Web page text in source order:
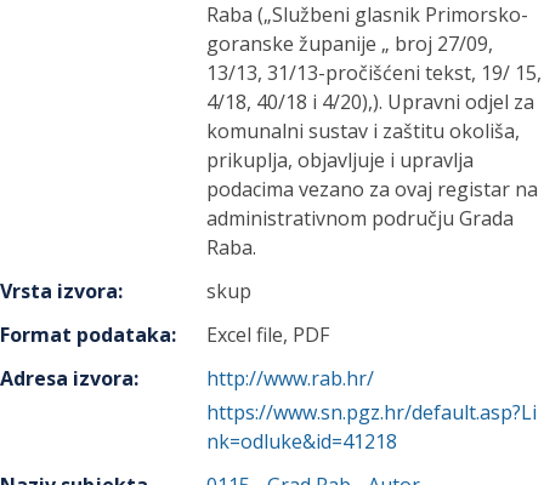
Raba („Službeni glasnik Primorsko-
goranske županije „ broj 27/09,
13/13, 31/13-pročišćeni tekst, 19/ 15,
4/18, 40/18 i 4/20),). Upravni odjel za
komunalni sustav i zaštitu okoliša,
prikuplja, objavljuje i upravlja
podacima vezano za ovaj registar na
administrativnom području Grada
Raba.
Vrsta izvora:
skup
Format podataka:
Excel file, PDF
Adresa izvora:
http://www.rab.hr/
https://www.sn.pgz.hr/default.asp?Li
nk=odluke&id=41218